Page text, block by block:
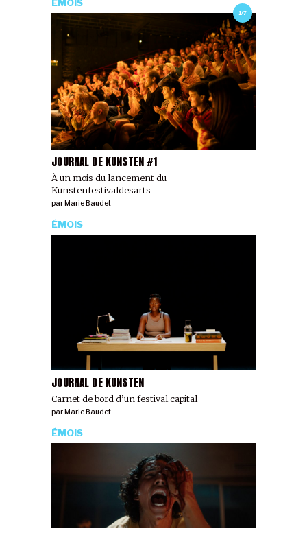
1/7
JOURNAL DE KUNSTEN #1
À un mois du lancement du
Kunstenfestivaldesarts
ÉMOIS
parMarie Baudet
JOURNAL DE KUNSTEN
Carnet de bord d’un festival capital
ÉMOIS
parMarie Baudet
ÉMOIS